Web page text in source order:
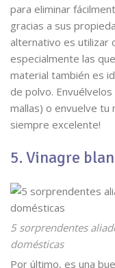
para eliminar
gracias a sus
alternativo es utilizar
especialmente las
material también es
de polvo.
mallas) o envuelve tu
siempre excelente!
5. Vinagre
5 sorprendentes
domésticas
Por último, es una